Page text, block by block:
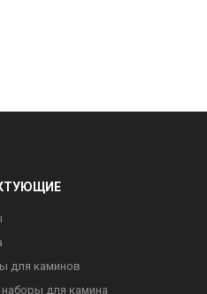
для каминов
для камина